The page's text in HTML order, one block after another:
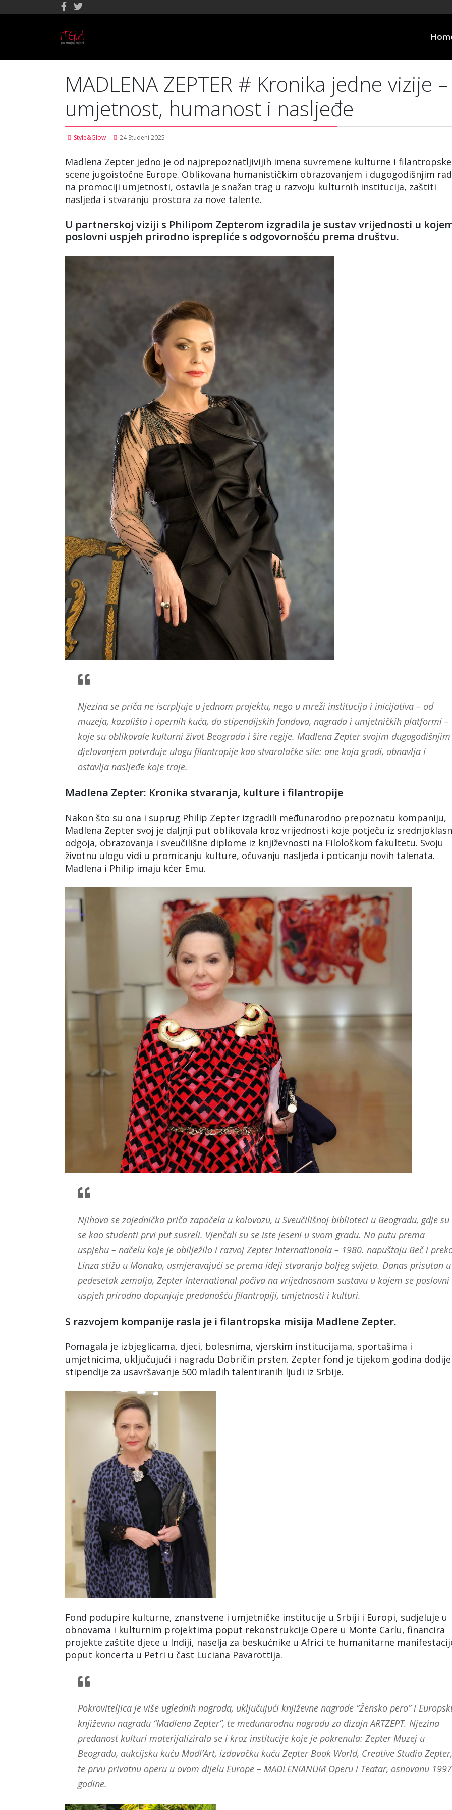
MADLENA ZEPTER # Kronika jedne vizije –
umjetnost, humanost i nasljeđe
Style&Glow 24 Studeni 2025
Madlena Zepter jedno je od najprepoznatljivijih imena suvremene kulturne i filantropske
scene jugoistočne Europe. Oblikovana humanističkim obrazovanjem i dugogodišnjim
na promociji umjetnosti, ostavila je snažan trag u razvoju kulturnih institucija, zaštiti
nasljeđa i stvaranju prostora za nove talente.
U partnerskoj viziji s Philipom Zepterom izgradila je sustav vrijednosti u
poslovni uspjeh prirodno isprepliće s odgovornošću prema društvu.
Njezina se priča ne iscrpljuje u jednom projektu, nego u mreži institucija i inicijativa – od
muzeja, kazališta i opernih kuća, do stipendijskih fondova, nagrada i umjetničkih platformi –
koje su oblikovale kulturni život Beograda i šire regije. Madlena Zepter svojim dugogodišnjim
djelovanjem potvrđuje ulogu filantropije kao stvaralačke sile: one koja gradi, obnavlja i
ostavlja nasljeđe koje traje.
Madlena Zepter: Kronika stvaranja, kulture i filantropije
Nakon što su ona i suprug Philip Zepter izgradili međunarodno prepoznatu kompaniju,
Madlena Zepter svoj je daljnji put oblikovala kroz vrijednosti koje potječu iz
odgoja, obrazovanja i sveučilišne diplome iz književnosti na Filološkom fakultetu. Svoju
životnu ulogu vidi u promicanju kulture, očuvanju nasljeđa i poticanju novih talenata.
Madlena i Philip imaju kćer Emu.
Njihova se zajednička priča započela u kolovozu, u Sveučilišnoj biblioteci u Beogradu, gdje su
se kao studenti prvi put susreli. Vjenčali su se iste jeseni u svom gradu. Na putu prema
uspjehu – načelu koje je obilježilo i razvoj Zepter Internationala – 1980. napuštaju Beč i
Linza stižu u Monako, usmjeravajući se prema ideji stvaranja boljeg svijeta. Danas prisutan u
pedesetak zemalja, Zepter International počiva na vrijednosnom sustavu u kojem se poslovni
uspjeh prirodno dopunjuje predanošću filantropiji, umjetnosti i kulturi.
S razvojem kompanije rasla je i filantropska misija Madlene Zepter.
Pomagala je izbjeglicama, djeci, bolesnima, vjerskim institucijama, sportašima i
umjetnicima, uključujući i nagradu Dobričin prsten. Zepter fond je tijekom godina
stipendije za usavršavanje 500 mladih talentiranih ljudi iz Srbije.
Fond podupire kulturne, znanstvene i umjetničke institucije u Srbiji i Europi, sudjeluje u
obnovama i kulturnim projektima poput rekonstrukcije Opere u Monte Carlu, financira
projekte zaštite djece u Indiji, naselja za beskućnike u Africi te humanitarne
poput koncerta u Petri u čast Luciana Pavarottija.
Pokroviteljica je više uglednih nagrada, uključujući književne nagrade “Žensko pero” i
književnu nagradu “Madlena Zepter”, te međunarodnu nagradu za dizajn ARTZEPT. Njezina
predanost kulturi materijalizirala se i kroz institucije koje je pokrenula: Zepter Muzej u
Beogradu, aukcijsku kuću Madl’Art, izdavačku kuću Zepter Book World, Creative Studio Zepter,
te prvu privatnu operu u ovom dijelu Europe – MADLENIANUM Operu i Teatar, osnovanu
godine.